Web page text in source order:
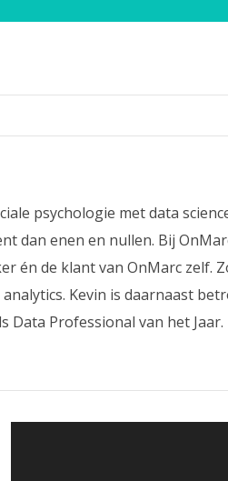
psychologie met data
dan enen en nullen. Bij
de klant van OnMarc zelf.
Kevin is daarnaast
Data Professional van het Jaar.